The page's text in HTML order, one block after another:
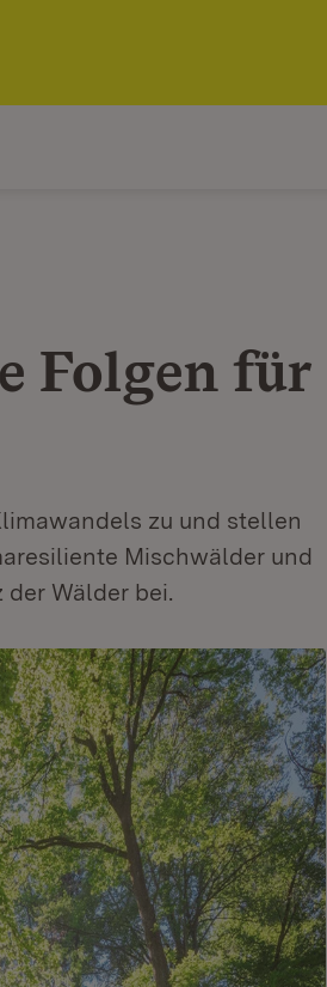
Folgen für
zu und stellen
Mischwälder und
Wälder bei.